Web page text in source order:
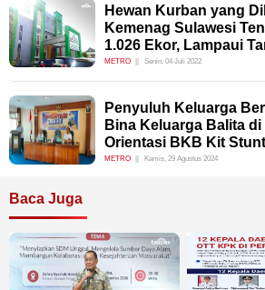
Hewan Kurban yang
Kemenag Sulawesi
1.026 Ekor, Lampaui
METRO Senin, 04 Juli 2022
Penyuluh Keluarga
Bina Keluarga Balita
Orientasi BKB Kit
METRO Kamis, 29 Agustus 2024
Baca Juga